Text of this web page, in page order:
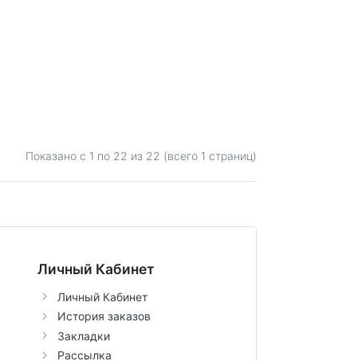
Показано с 1 по 22 из 22 (всего 1 страниц)
Личный Кабинет
Личный Кабинет
История заказов
Закладки
Рассылка